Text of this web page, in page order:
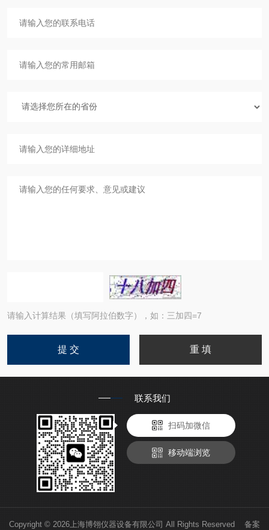
请输入计算结果（填写阿拉伯数字），如：三加四=7
联系我们
扫码加微信
移动端浏览
Copyright © 2026上海博翎仪器设备有限公司 All Rights Reserved 备案